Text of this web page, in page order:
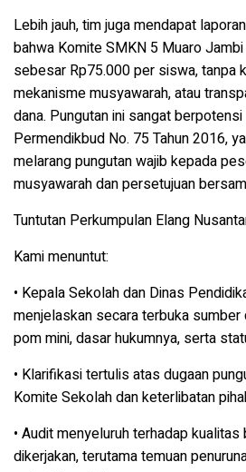
Lebih jauh, tim juga mendapat
bahwa Komite SMKN 5 Muaro
sebesar Rp75.000 per siswa, tanpa
mekanisme musyawarah, atau
dana. Pungutan ini sangat
Permendikbud No. 75 Tahun 2016,
melarang pungutan wajib kepada
musyawarah dan persetujuan
Tuntutan Perkumpulan Elang
Kami menuntut:
• Kepala Sekolah dan Dinas
menjelaskan secara terbuka sumber
pom mini, dasar hukumnya, serta
• Klarifikasi tertulis atas dugaan
Komite Sekolah dan keterlibatan
• Audit menyeluruh terhadap
dikerjakan, terutama temuan